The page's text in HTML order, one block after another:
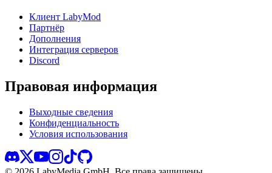
Клиент LabyMod
Партнёр
Дополнения
Интеграция серверов
Discord
Правовая информация
Выходные сведения
Конфиденциальность
Условия использования